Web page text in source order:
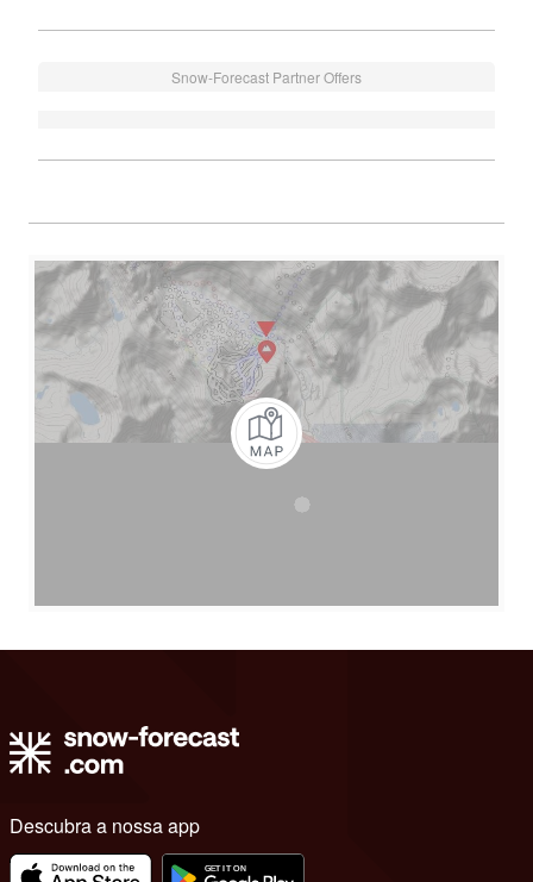
Snow-Forecast Partner Offers
Descubra a nossa app